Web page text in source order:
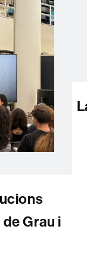
Grau i